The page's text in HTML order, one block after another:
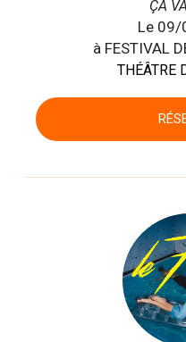
ÇA
Le
à FESTIVAL
THÉÂTRE